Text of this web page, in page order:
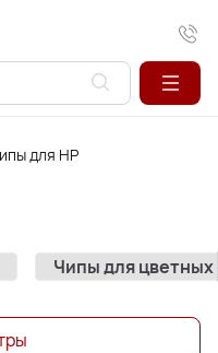
для HP
Чипы для цветных